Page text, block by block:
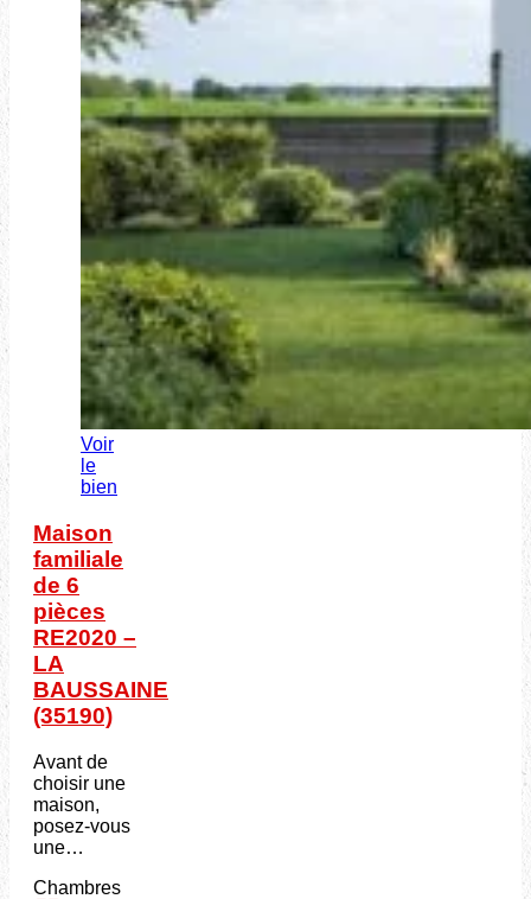
Voir
le
bien
Maison
familiale
de 6
pièces
RE2020 –
LA
BAUSSAINE
(35190)
Avant de
choisir une
maison,
posez-vous
une…
Chambres